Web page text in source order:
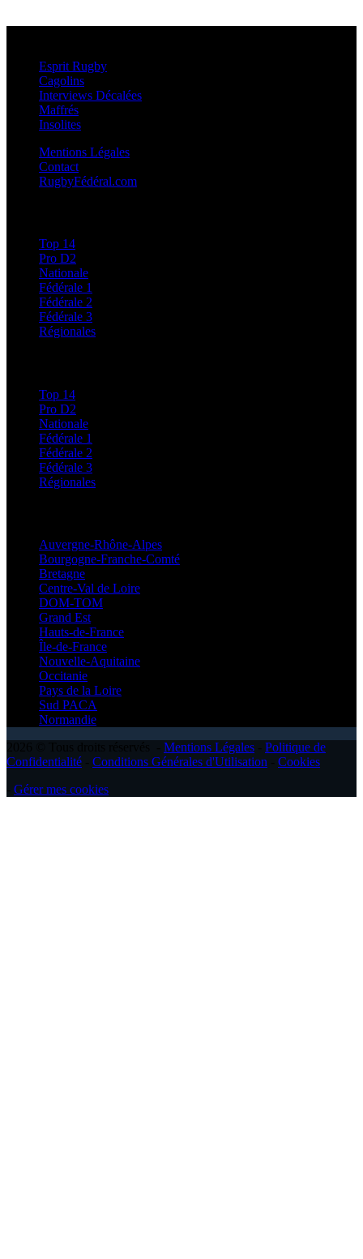
Esprit Rugby
Cagolins
Interviews Décalées
Maffrés
Insolites
Mentions Légales
Contact
RugbyFédéral.com
Top 14
Pro D2
Nationale
Fédérale 1
Fédérale 2
Fédérale 3
Régionales
Top 14
Pro D2
Nationale
Fédérale 1
Fédérale 2
Fédérale 3
Régionales
Auvergne-Rhône-Alpes
Bourgogne-Franche-Comté
Bretagne
Centre-Val de Loire
DOM-TOM
Grand Est
Hauts-de-France
Île-de-France
Nouvelle-Aquitaine
Occitanie
Pays de la Loire
Sud PACA
Normandie
Mentions Légales
Politique de
Confidentialité
Conditions Générales d'Utilisation
Cookies
Gérer mes cookies